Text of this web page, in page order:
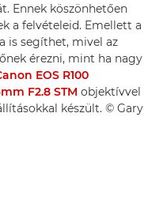
Ennek köszönhetően
a felvételeid. Emellett a
is segíthet, mivel az
érezni, mint ha nagy
EOS R100
F2.8 STM objektívvel
készült. © Gary